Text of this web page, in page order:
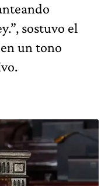
sostuvo el
un tono